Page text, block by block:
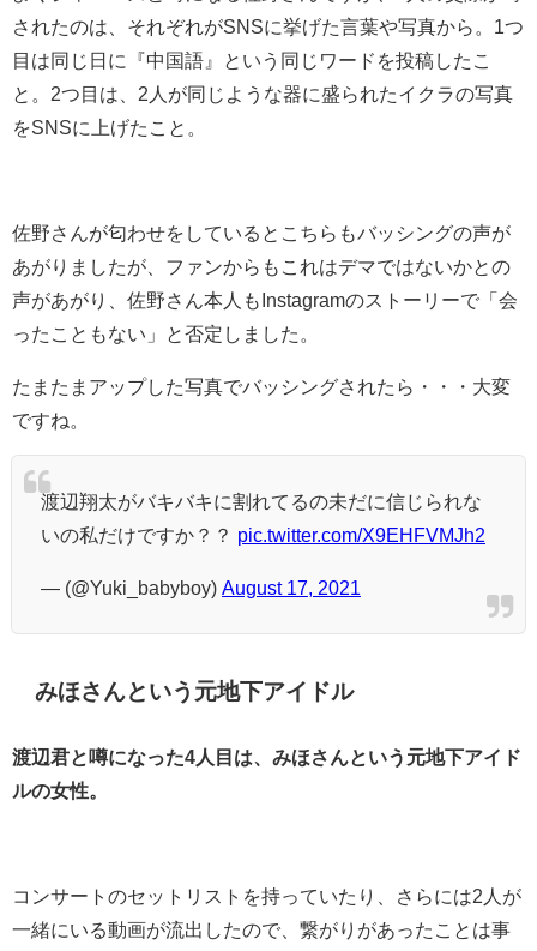
されたのは、それぞれがSNSに挙げた言葉や写真から。1つ
目は同じ日に『中国語』という同じワードを投稿したこ
と。2つ目は、2人が同じような器に盛られたイクラの写真
をSNSに上げたこと。
佐野さんが匂わせをしているとこちらもバッシングの声が
あがりましたが、ファンからもこれはデマではないかとの
声があがり、佐野さん本人もInstagramのストーリーで「会
ったこともない」と否定しました。
たまたまアップした写真でバッシングされたら・・・大変
ですね。
渡辺翔太がバキバキに割れてるの未だに信じられな
いの私だけですか？？ pic.twitter.com/X9EHFVMJh2
— (@Yuki_babyboy) August 17, 2021
みほさんという元地下アイドル
渡辺君と噂になった4人目は、みほさんという元地下アイド
ルの女性。
コンサートのセットリストを持っていたり、さらには2人が
一緒にいる動画が流出したので、繋がりがあったことは事